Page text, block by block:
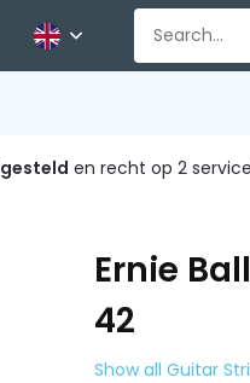
en recht op 2
Ernie
42
Show all Guitar